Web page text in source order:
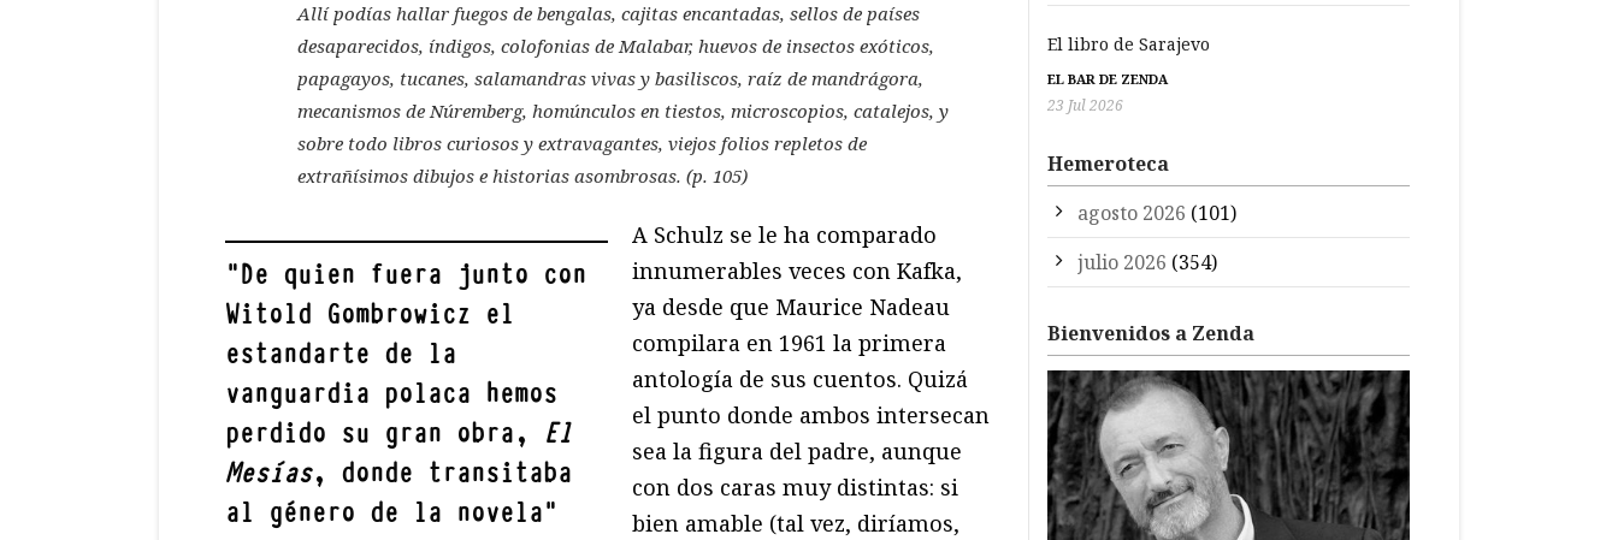
Allí podías hallar fuegos de bengalas, cajitas encantadas, sellos de países
desaparecidos, índigos, colofonias de Malabar, huevos de insectos exóticos,
papagayos, tucanes, salamandras vivas y basiliscos, raíz de mandrágora,
mecanismos de Núremberg, homúnculos en tiestos, microscopios, catalejos, y
sobre todo libros curiosos y extravagantes, viejos folios repletos de
extrañísimos dibujos e historias asombrosas. (p. 105)
"De quien fuera junto con
Witold Gombrowicz el
estandarte de la
vanguardia polaca hemos
perdido su gran obra, El
Mesías, donde transitaba
al género de la novela"
A Schulz se le ha comparado
innumerables veces con Kafka,
ya desde que Maurice Nadeau
compilara en 1961 la primera
antología de sus cuentos. Quizá
el punto donde ambos intersecan
sea la figura del padre, aunque
con dos caras muy distintas: si
bien amable (tal vez, diríamos,
El libro de Sarajevo
EL BAR DE ZENDA
23 Jul 2026
Hemeroteca
agosto 2026 (101)
julio 2026 (354)
Bienvenidos a Zenda